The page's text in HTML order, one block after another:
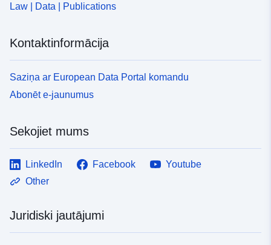
Law | Data | Publications
Kontaktinformācija
Saziņa ar European Data Portal komandu
Abonēt e-jaunumus
Sekojiet mums
LinkedIn Facebook
Youtube
Other
Juridiski jautājumi